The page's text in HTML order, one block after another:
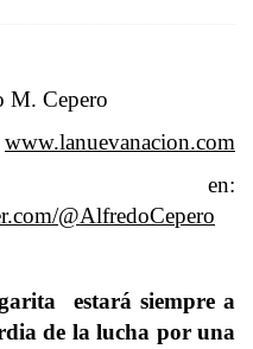
M. Cepero
www.lanuevanacion.com
en:
@AlfredoCepero
estará siempre a
de la lucha por una